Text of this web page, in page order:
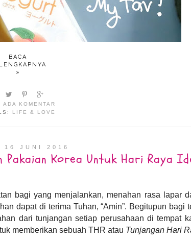
BACA
»
ADA KOMENTAR
LIFE & LOVE
16 JUNI 2016
Pakaian Korea Untuk Hari Raya
bagi yang menjalankan, menahan rasa lapar
dapat di terima Tuhan, “Amin”. Begitupun bagi
dari tunjangan setiap perusahaan di tempat
memberikan sebuah THR atau Tunjangan Hari